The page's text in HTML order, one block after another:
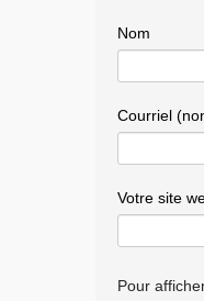
Nom
Courriel
Votre site
Pour